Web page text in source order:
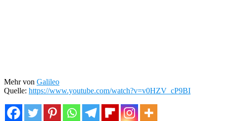
Mehr von Galileo
Quelle: https://www.youtube.com/watch?v=v0HZV_cP9BI